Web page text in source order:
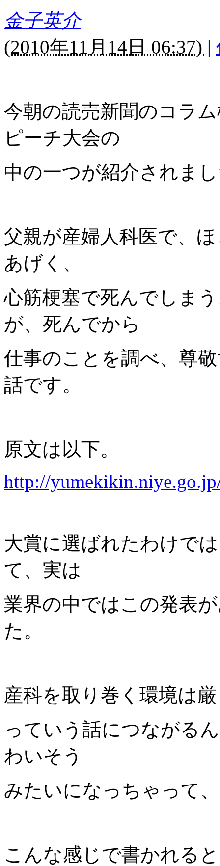
金子英介
(2010年11月14日 06:37) |
今朝の読売新聞のコラ
ピーチ大会の
中の一つが紹介されま
父親が産婦人科医で、
あげく、
心筋梗塞で死んでしま
が、死んでから
仕事のことを調べ、尊
話です。
原文は以下。
http://
大賞に選ばれたわけで
て、実は
業界の中ではこの発表
た。
産科を取り巻く環境は
っていう話につながる
わいそう
みたいになっちゃって
こんな感じで書かれる